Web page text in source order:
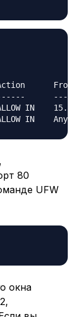
From
----
IN
80
UFW
окна